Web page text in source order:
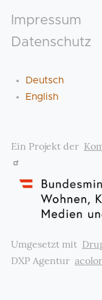
Footer
Impressum
Datenschutz
Deutsch
English
Ein Projekt der
Umgesetzt mit
DXP Agentur